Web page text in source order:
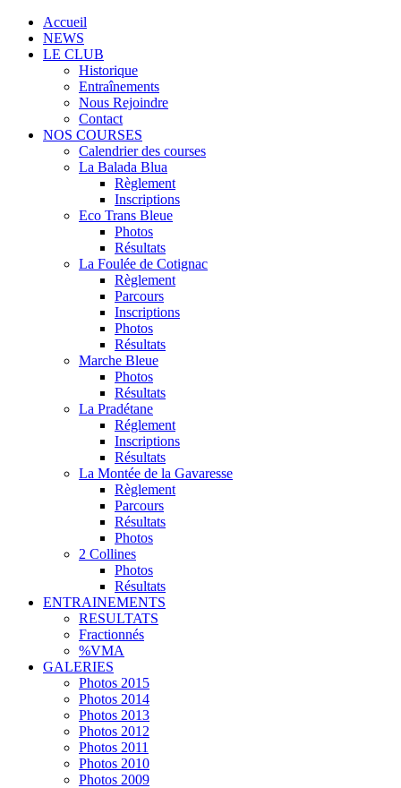
Accueil
NEWS
LE CLUB
Historique
Entraînements
Nous Rejoindre
Contact
NOS COURSES
Calendrier des courses
La Balada Blua
Règlement
Inscriptions
Eco Trans Bleue
Photos
Résultats
La Foulée de Cotignac
Règlement
Parcours
Inscriptions
Photos
Résultats
Marche Bleue
Photos
Résultats
La Pradétane
Réglement
Inscriptions
Résultats
La Montée de la Gavaresse
Règlement
Parcours
Résultats
Photos
2 Collines
Photos
Résultats
ENTRAINEMENTS
RESULTATS
Fractionnés
%VMA
GALERIES
Photos 2015
Photos 2014
Photos 2013
Photos 2012
Photos 2011
Photos 2010
Photos 2009